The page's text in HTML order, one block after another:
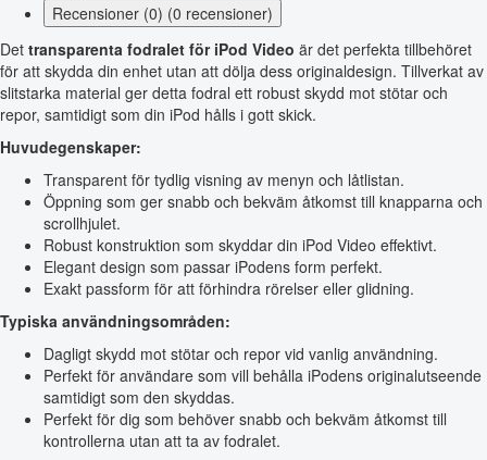
Recensioner (0) (0 recensioner)
Det transparenta fodralet för iPod Video är det perfekta tillbehöret
för att skydda din enhet utan att dölja dess originaldesign. Tillverkat av
slitstarka material ger detta fodral ett robust skydd mot stötar och
repor, samtidigt som din iPod hålls i gott skick.
Huvudegenskaper:
Transparent för tydlig visning av menyn och låtlistan.
Öppning som ger snabb och bekväm åtkomst till knapparna och
scrollhjulet.
Robust konstruktion som skyddar din iPod Video effektivt.
Elegant design som passar iPodens form perfekt.
Exakt passform för att förhindra rörelser eller glidning.
Typiska användningsområden:
Dagligt skydd mot stötar och repor vid vanlig användning.
Perfekt för användare som vill behålla iPodens originalutseende
samtidigt som den skyddas.
Perfekt för dig som behöver snabb och bekväm åtkomst till
kontrollerna utan att ta av fodralet.